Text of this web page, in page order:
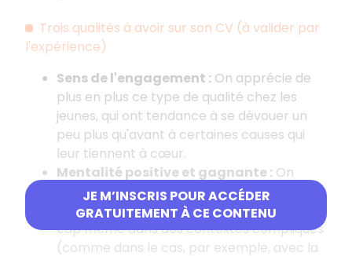
JE M’INSCRIS POUR ACCÉDER
GRATUITEMENT À CE CONTENU
Trois qualités à avoir sur son CV (à valider par
l'expérience)
Sens de l'engagement : On apprécie de
plus en plus ce type de qualité chez les
jeunes, qui ont tendance à se dévouer un
peu plus qu'avant à certaines causes qui
leur tiennent à cœur.
Mentalité positive et gagnante: On
cherche avant tout des personnalités
optimistes, qui permettent de garder le
cap même dans des contextes compliqués
(comme dans le cas, par exemple, avec la